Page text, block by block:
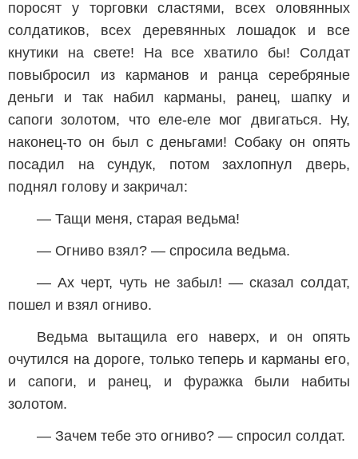
поросят у торговки сластями, всех оловянных
солдатиков, всех деревянных лошадок и все
кнутики на свете! На все хватило бы! Солдат
повыбросил из карманов и ранца серебряные
деньги и так набил карманы, ранец, шапку и
сапоги золотом, что еле-еле мог двигаться. Ну,
наконец-то он был с деньгами! Собаку он опять
посадил на сундук, потом захлопнул дверь,
поднял голову и закричал:
— Тащи меня, старая ведьма!
— Огниво взял? — спросила ведьма.
— Ах черт, чуть не забыл! — сказал солдат,
пошел и взял огниво.
Ведьма вытащила его наверх, и он опять
очутился на дороге, только теперь и карманы его,
и сапоги, и ранец, и фуражка были набиты
золотом.
— Зачем тебе это огниво? — спросил солдат.